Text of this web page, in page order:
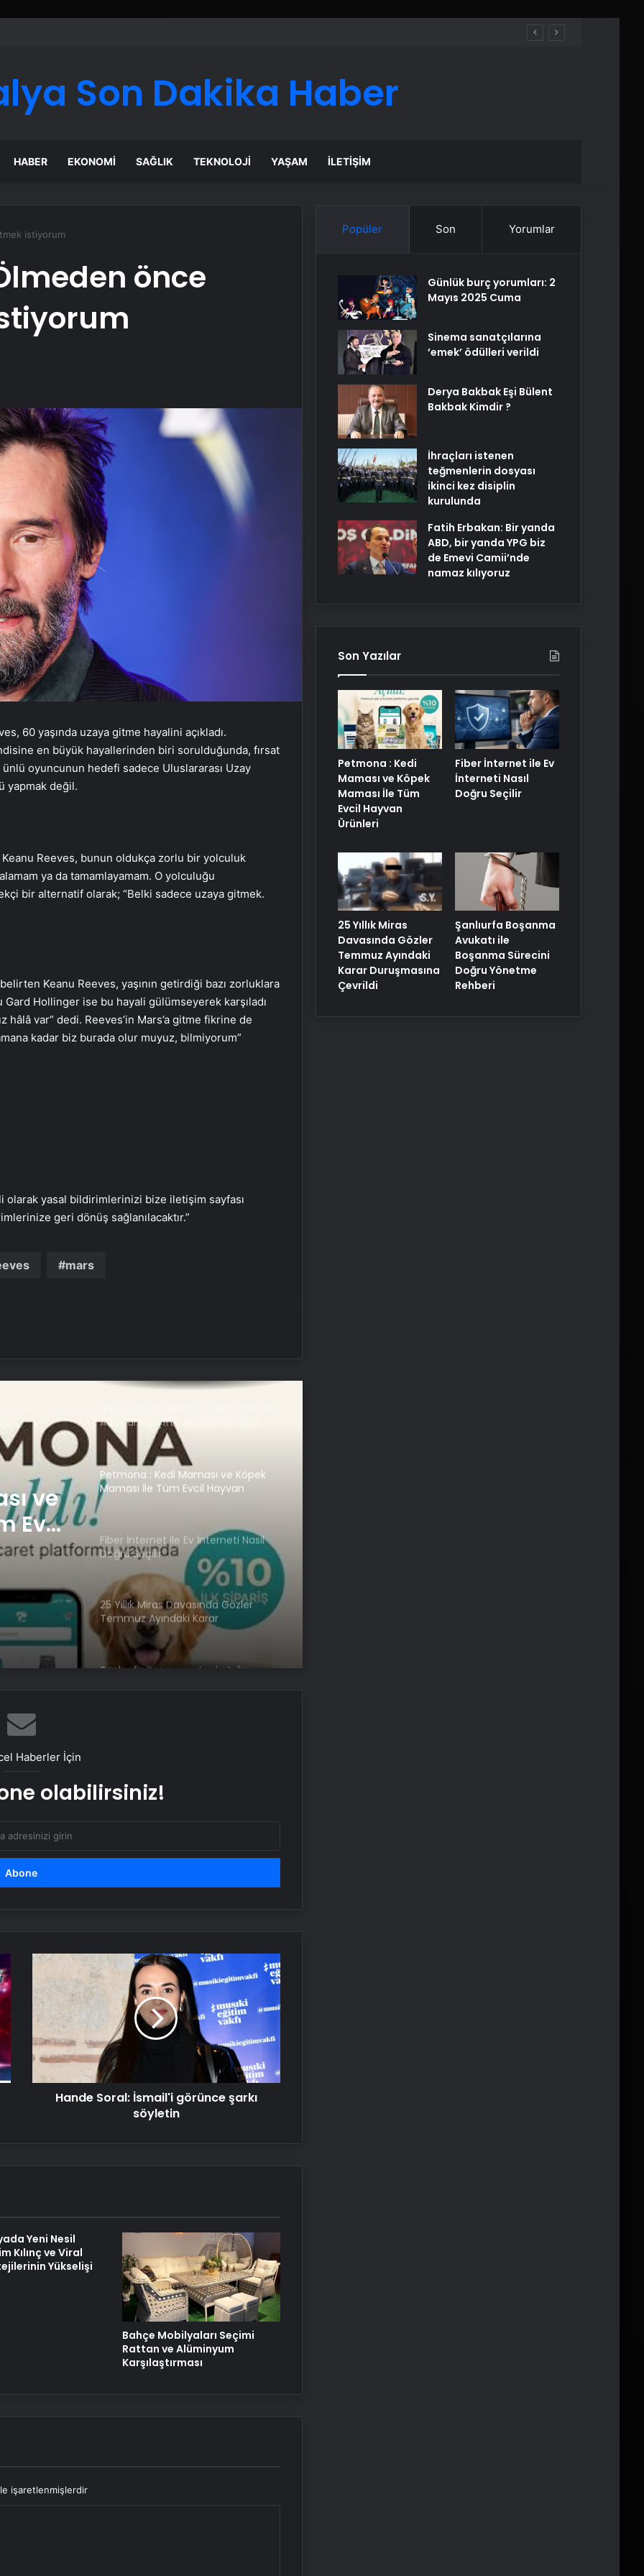
Maması İle Tüm Evcil Hayvan Ürünleri
Son Dakika Haber
HABER EKONOMI SAĞLIK TEKNOLOJI YAŞAM İLETIŞIM
istiyorum
önce
60 yaşında uzaya gitme hayalini açıkladı.
en büyük hayallerinden biri sorulduğunda, fırsat
oyuncunun hedefi sadece Uluslararası Uzay
yapmak değil.
Reeves, bunun oldukça zorlu bir yolculuk
ya da tamamlayamam. O yolculuğu
bir alternatif olarak; “Belki sadece uzaya gitmek.
Keanu Reeves, yaşının getirdiği bazı zorluklara
Hollinger ise bu hayali gülümseyerek karşıladı
hâlâ var” dedi. Reeves’in Mars’a gitme fikrine de
kadar biz burada olur muyuz, bilmiyorum”
olarak yasal bildirimlerinizi bize iletişim sayfası
geri dönüş sağlanılacaktır.”
mars
ve
Evcil
Eşya Depolama Rehberi
İklimlendirmeli Güvenli Saklama
Serjoy : Dijital Medya Ajansı, Google
Reklam Ajansı, SEO Ajansı ve Web
Maması İle Tüm Evcil Hayvan
Ürünleri
Fiber İnternet ile Ev İnterneti Nasıl
Doğru Seçilir
25 Yıllık Miras Davasında Gözler
Temmuz Ayındaki Karar
Duruşmasına Çevrildi
Şanlıurfa Boşanma Avukatı ile
Boşanma Sürecini Doğru Yönetme
Rehberi
Eşya Depolama Rehberi
Zihnin Gizemli Sınırları ve Ötesi :
Tasarım Ajansı
Nişantaşı Üniversitesi’nden 2026 YKS
Adaylarına Çifte Güvence: Sabit
Ücret ve Kesintisiz Burs
Petmona : Kedi Maması ve Köpek
Maması İle Tüm Evcil Hayvan
Ürünleri
Fiber İnternet ile Ev İnterneti Nasıl
Şanlıurfa Boşanma Avukatı ile
Boşanma Sürecini Doğru Yönetme
Rehberi
Haberler İçin
olabilirsiniz!
Hande
İsmail'i
görünce
şarkı
söyletin
Hande Soral: İsmail'i görünce şarkı
söyletin
Yeni Nesil
Kılınç ve Viral
Yükselişi
Bahçe Mobilyaları Seçimi
Rattan ve Alüminyum
Karşılaştırması
işaretlenmişlerdir
Popüler Son Yorumlar
Günlük burç yorumları: 2
Mayıs 2025 Cuma
Sinema sanatçılarına
’emek’ ödülleri verildi
Derya Bakbak Eşi Bülent
Bakbak Kimdir ?
İhraçları istenen
teğmenlerin dosyası
ikinci kez disiplin
kurulunda
Fatih Erbakan: Bir yanda
ABD, bir yanda YPG biz
de Emevi Camii’nde
namaz kılıyoruz
Son Yazılar
Petmona : Kedi
Maması ve Köpek
Maması İle Tüm
Evcil Hayvan
Ürünleri
Fiber İnternet ile Ev
İnterneti Nasıl
Doğru Seçilir
25 Yıllık Miras
Davasında Gözler
Temmuz Ayındaki
Karar Duruşmasına
Çevrildi
Şanlıurfa Boşanma
Avukatı ile
Boşanma Sürecini
Doğru Yönetme
Rehberi